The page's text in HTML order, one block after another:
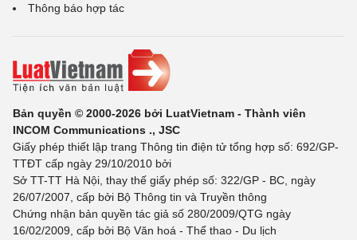
Thông báo hợp tác
Bản quyền © 2000-2026 bởi LuatVietnam - Thành viên
INCOM Communications ., JSC
Giấy phép thiết lập trang Thông tin điện tử tổng hợp số: 692/GP-
TTĐT cấp ngày 29/10/2010 bởi
Sở TT-TT Hà Nội, thay thế giấy phép số: 322/GP - BC, ngày
26/07/2007, cấp bởi Bộ Thông tin và Truyền thông
Chứng nhận bản quyền tác giả số 280/2009/QTG ngày
16/02/2009, cấp bởi Bộ Văn hoá - Thể thao - Du lịch